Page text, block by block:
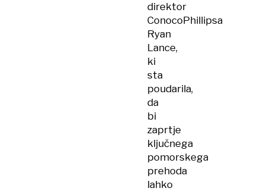
direktor
ConocoPhillipsa
Ryan
Lance,
ki
sta
poudarila,
da
bi
zaprtje
ključnega
pomorskega
prehoda
lahko